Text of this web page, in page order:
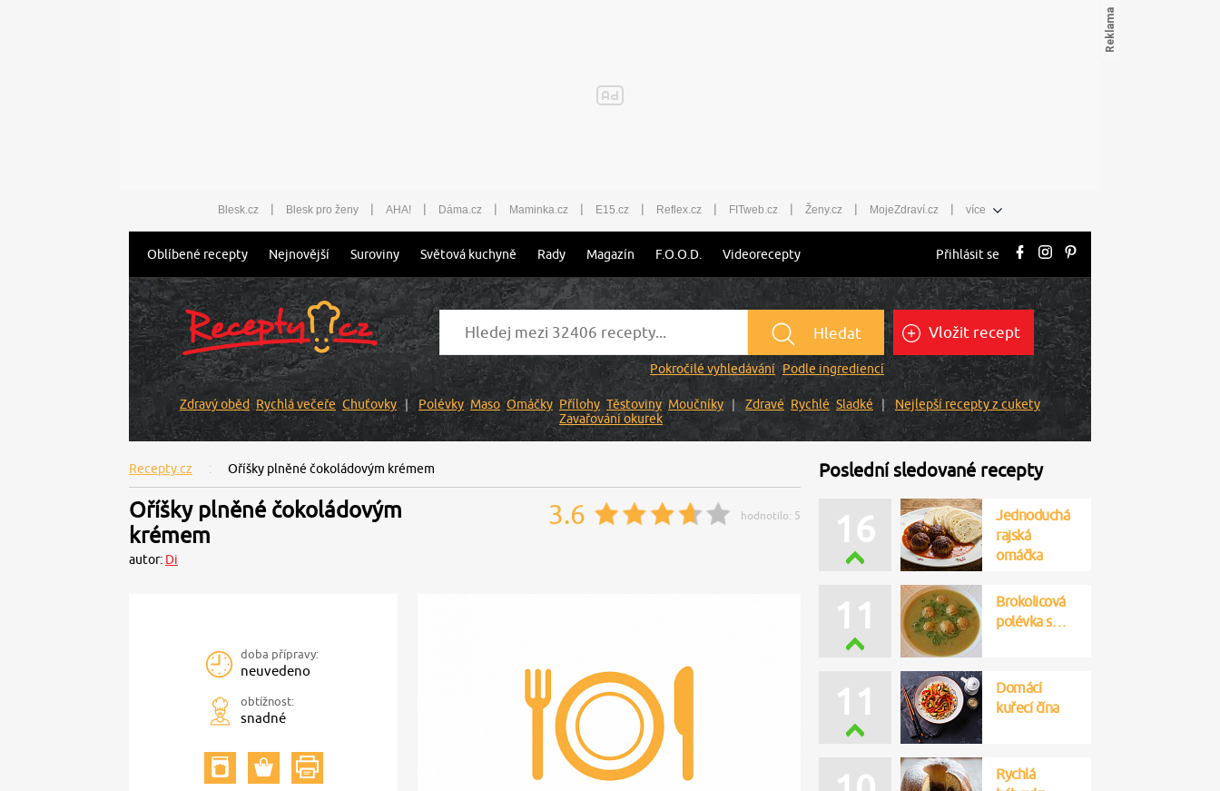
Blesk.cz | Blesk pro ženy | AHA! | Dáma.cz | Maminka.cz | E15.cz | Reflex.cz | FITweb.cz | Ženy.cz | MojeZdraví.cz | více
Oblíbené recepty Nejnovější Suroviny Světová kuchyně Rady Magazín F.O.O.D. Videorecepty Přihlásit se
Hledat
Pokročilé vyhledávání Podle ingrediencí
Vložit recept
Zdravý oběd Rychlá večeře Chuťovky Polévky Maso Omáčky Přílohy Těstoviny Moučníky Zdravé Rychlé Sladké
Nejlepší recepty z cukety
Zavařování okurek
Recepty.cz Oříšky plněné čokoládovým krémem
Oříšky plněné čokoládovým
krémem
autor: Di
3.6 hodnotilo: 5
doba přípravy:
neuvedeno
obtížnost:
snadné
Poslední sledované recepty
16
Jednoduchá
rajská
omáčka
Rychlá
11
Brokolicová
polévka s…
11
Domácí
kuřecí čína